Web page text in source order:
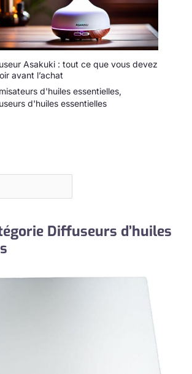
Asakuki : tout ce que vous devez
avant l’achat
d'huiles essentielles,
d'huiles essentielles
Diffuseurs d’huiles